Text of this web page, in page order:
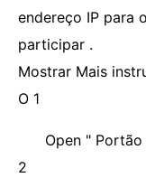
endereço IP para
participar .
Mostrar Mais
O 1
Open "
2